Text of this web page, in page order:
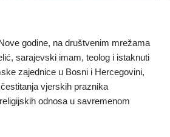
godine, na društvenim mrežama
sarajevski imam, teolog i istaknuti
zajednice u Bosni i Hercegovini,
vjerskih praznika
odnosa u savremenom